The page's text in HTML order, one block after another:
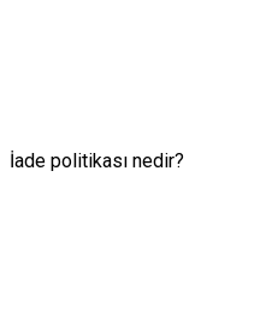
İade politikası nedir?